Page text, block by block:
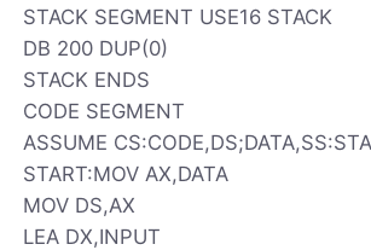
STACK SEGMENT USE16 STACK
DB 200 DUP(0)
STACK ENDS
CODE SEGMENT
ASSUME
START:MOV AX,DATA
MOV DS,AX
LEA DX,INPUT